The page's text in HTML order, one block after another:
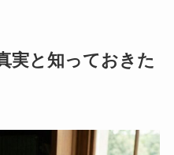
実と知っておきた